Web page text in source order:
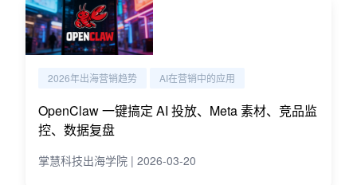
2026年出海营销趋势 AI在营销中的应用
OpenClaw 一键搞定 AI 投放、Meta 素材、竞品监
控、数据复盘
掌慧科技出海学院 | 2026-03-20